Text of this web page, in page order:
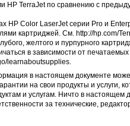
HP TerraJet по сравнению с
HP Color LaserJet серии Pro и
картриджей. См. http://hp.com/
желтого и пурпурного
в зависимости от
learnaboutsupplies.
в настоящем документе
на свои продукты и услуги,
и услугам. Ничто в настоящем
за технические,